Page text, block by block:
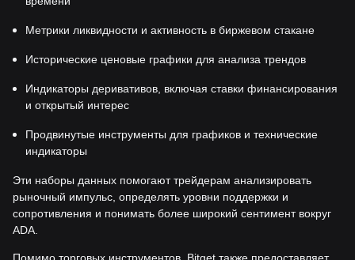
Метрики ликвидности и активность в биржевом стакане
Исторические ценовые графики для анализа трендов
Индикаторы деривативов, включая ставки финансирования
и открытый интерес
Продвинутые инструменты для графиков и технические
индикаторы
Эти наборы данных помогают трейдерам анализировать
рыночный импульс, определять уровни поддержки и
сопротивления и понимать более широкий сентимент вокруг
ADA.